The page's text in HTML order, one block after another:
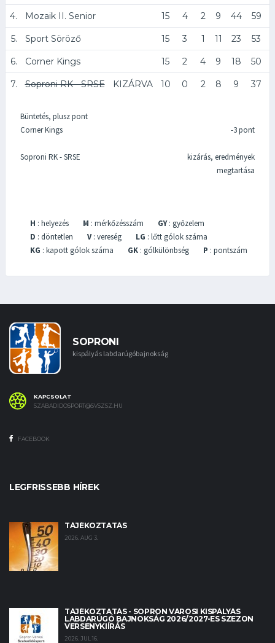
4. Mozaik II. Senior 15 4 2 9 44 59
5. Sport Söröző 15 3 1 11 23 53
6. Corner Kings 15 2 4 9 18 50
7. Soproni RK - SRSE KIZÁRVA 10 0 2 8 9 37
Büntetés, plusz pont
Corner Kings
-3 pont
Soproni RK - SRSE
kizárás, eredmények
megtartása
H : helyezés M : mérkőzésszám GY: győzelem
D : döntetlen V: vereség LG : lőtt gólok száma
KG : kapott gólok száma GK : gólkülönbség P : pontszám
SOPRONI
kispályás labdarúgóbajnokság
KAPCSOLAT
SZABADIDOSPORT@SVSZSZ.HU
FACEBOOK
LEGFRISSEBB HÍREK
TÁJÉKOZTATÁS
2026. AUG 3.
TÁJÉKOZTATÁS - SOPRON VÁROSI KISPÁLYÁS
LABDARÚGÓ BAJNOKSÁG 2026/2027-ES SZEZON
VERSENYKIÍRÁS
2026. JUL 16.